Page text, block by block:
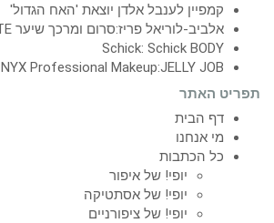
קמפיין לענבל אלדן יוצאת 'האח הגדול'
אלביב-לוריאל פריז:סרום ומרכך שיער ULTIMATE
Schick: Schick BODY
NYX Professional Makeup:JELLY JOB
תפריט האתר
דף הבית
מי אנחנו
כל הכתבות
יופי! של איפור
יופי! של אסתטיקה
יופי! של ציפורניים